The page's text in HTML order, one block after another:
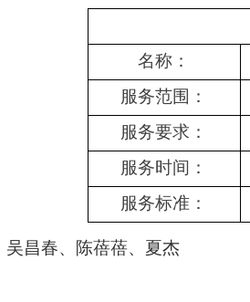
名称：
服务范围：
服务要求：
服务时间：
服务标准：
吴昌春、 陈蓓蓓、 夏杰